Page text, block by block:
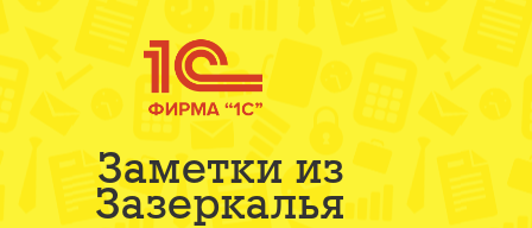
Заметки из
Зазеркалья